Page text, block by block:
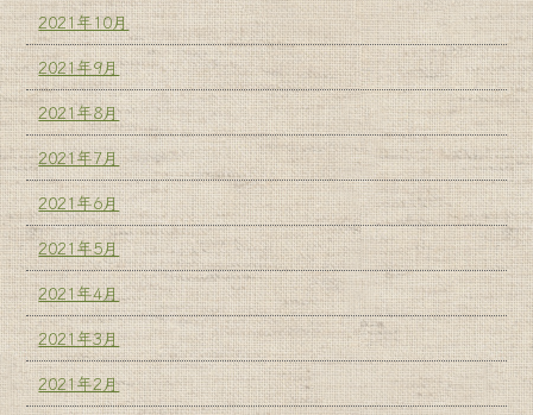
2021年10月
2021年9月
2021年8月
2021年7月
2021年6月
2021年5月
2021年4月
2021年3月
2021年2月